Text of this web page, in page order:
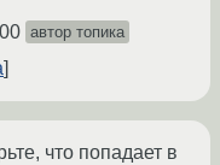
автор топика
что попадает в